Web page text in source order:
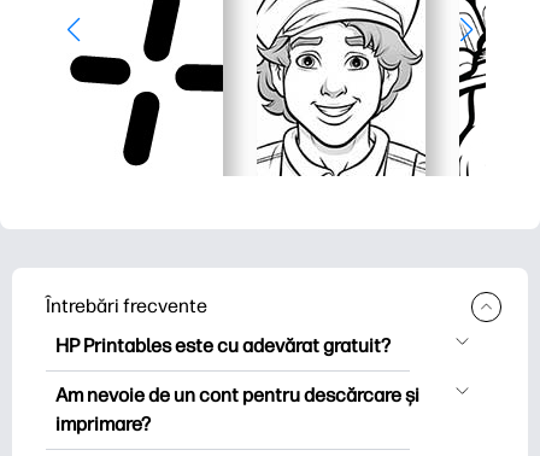
Întrebări frecvente
HP Printables este cu adevărat gratuit?
HP Printables oferă peste 2.500 de
imprimabile gratuite pentru descărcare
și imprimare. Explorați pagini de colorat
Am nevoie de un cont pentru descărcare și
imprimare?